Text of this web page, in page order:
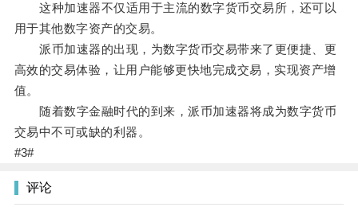
这种加速器不仅适用于主流的数字货币交易所，还可以
用于其他数字资产的交易。
派币加速器的出现，为数字货币交易带来了更便捷、更
高效的交易体验，让用户能够更快地完成交易，实现资产增
值。
随着数字金融时代的到来，派币加速器将成为数字货币
交易中不可或缺的利器。
#3#
评论